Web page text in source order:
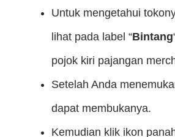
Untuk mengetahui
lihat pada label “Bintang
pojok kiri pajangan
Setelah Anda
dapat membukanya.
Kemudian klik ikon